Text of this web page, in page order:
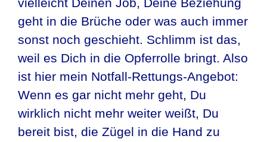
geht in die Brüche oder was auch immer
sonst noch geschieht. Schlimm ist das,
weil es Dich in die Opferrolle bringt. Also
ist hier mein Notfall-Rettungs-Angebot:
Wenn es gar nicht mehr geht, Du
wirklich nicht mehr weiter weißt, Du
bereit bist, die Zügel in die Hand zu